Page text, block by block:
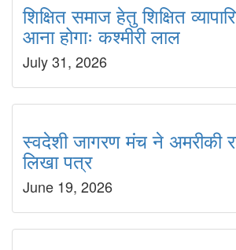
शिक्षित समाज हेतु शिक्षित
आना होगाः कश्मीरी लाल
July 31, 2026
स्वदेशी जागरण मंच ने अमरीकी
लिखा पत्र
June 19, 2026